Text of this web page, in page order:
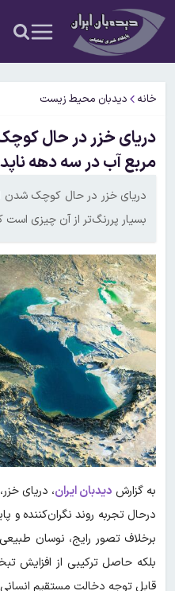
خانه دیدبان محیط زیست
مربع آب در سه دهه
دریای خزر در حال کوچک شدن
بسیار پررنگ‌تر از آن چیزی
به گزارش دیدبان ایران، دریای
درحال تجربه روند نگران‌کننده
برخلاف تصور رایج، نوسان
بلکه حاصل ترکیبی از افزایش
قابل توجه دخالت مستقیم